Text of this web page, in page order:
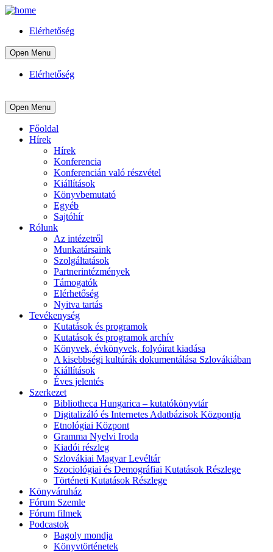
Elérhetőség
Open Menu
Elérhetőség
Open Menu
Főoldal
Hírek
Hírek
Konferencia
Konferencián való részvétel
Kiállítások
Könyvbemutató
Egyéb
Sajtóhír
Rólunk
Az intézetről
Munkatársaink
Szolgáltatások
Partnerintézmények
Támogatók
Elérhetőség
Nyitva tartás
Tevékenység
Kutatások és programok
Kutatások és programok archív
Könyvek, évkönyvek, folyóirat kiadása
A kisebbségi kultúrák dokumentálása Szlovákiában
Kiállítások
Éves jelentés
Szerkezet
Bibliotheca Hungarica – kutatókönyvtár
Digitalizáló és Internetes Adatbázisok Központja
Etnológiai Központ
Gramma Nyelvi Iroda
Kiadói részleg
Szlovákiai Magyar Levéltár
Szociológiai és Demográfiai Kutatások Részlege
Történeti Kutatások Részlege
Könyváruház
Fórum Szemle
Fórum filmek
Podcastok
Bagoly mondja
Könyvtörténetek